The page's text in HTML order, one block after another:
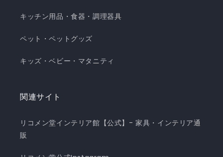
キッチン用品・食器・調理器具
ペット・ペットグッズ
キッズ・ベビー・マタニティ
関連サイト
リコメン堂インテリア館【公式】- 家具・インテリア通
販